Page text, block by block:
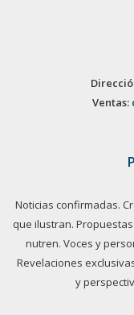
Ventas:
Noticias confirmadas.
que ilustran.
nutren. Voces y
Revelaciones
y